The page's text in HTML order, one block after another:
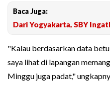
Baca Juga:
Dari Yogyakarta, SBY
"Kalau berdasarkan data
saya lihat di lapangan
Minggu juga padat,"